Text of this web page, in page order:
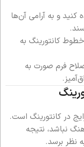
کنید و به آرامی آن‌ها
کانتورینگ به
فرم صورت به
در کانتورینگ است.
نباشد، نتیجه
نظر برسد.